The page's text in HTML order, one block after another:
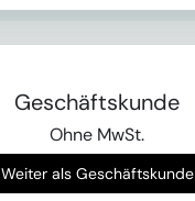
Geschäftskunde
Ohne MwSt.
Weiter als Geschäftskunde